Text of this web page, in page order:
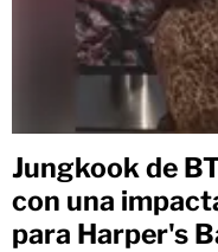
Jungkook de
con una
para Harper's